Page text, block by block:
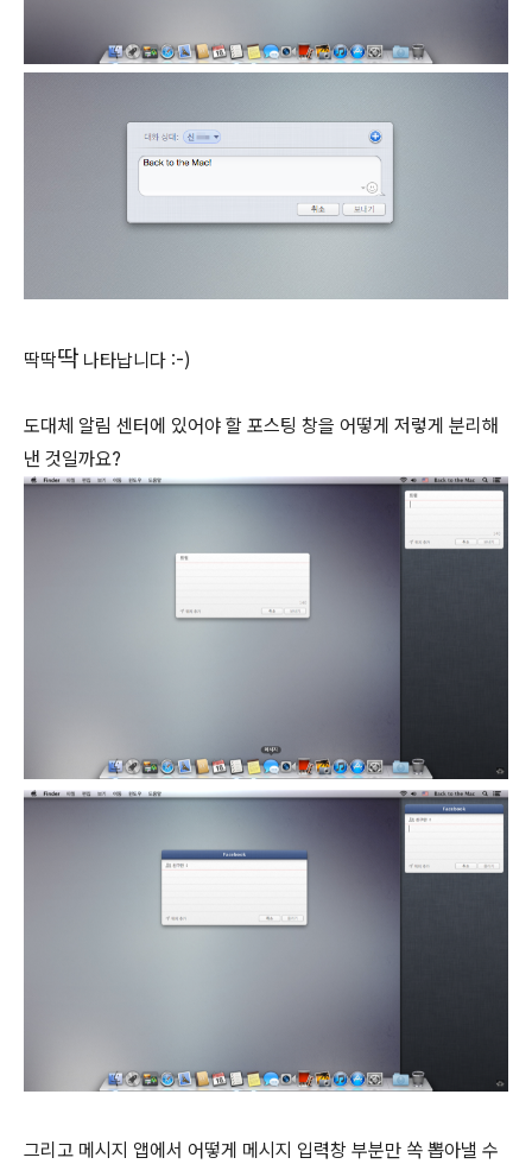
딱딱딱 나타납니다 :-)
도대체 알림 센터에 있어야 할 포스팅 창을 어떻게 저렇게 분리해
낸 것일까요?
그리고 메시지 앱에서 어떻게 메시지 입력창 부분만 쏙 뽑아낼 수